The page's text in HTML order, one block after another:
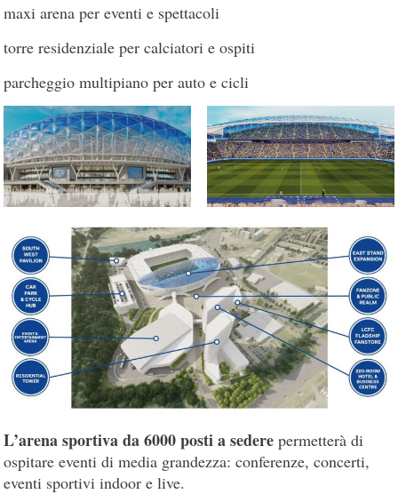
maxi arena per eventi e spettacoli
torre residenziale per calciatori e ospiti
parcheggio multipiano per auto e cicli
L’arena sportiva da 6000 posti a sedere permetterà di
ospitare eventi di media grandezza: conferenze, concerti,
eventi sportivi indoor e live.